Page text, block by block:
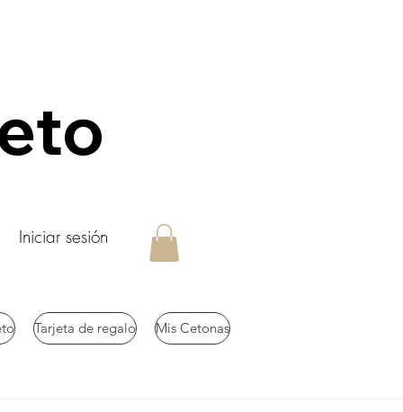
Iniciar sesión
Tarjeta de regalo Mis Cetonas